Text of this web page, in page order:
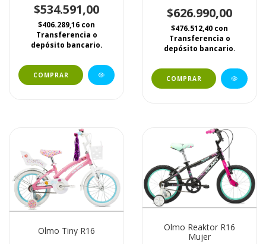
$534.591,00
$406.289,16 con
Transferencia o
depósito bancario.
COMPRAR
$626.990,00
$476.512,40 con
Transferencia o
depósito bancario.
COMPRAR
Olmo Tiny R16
Olmo Reaktor R16
Mujer